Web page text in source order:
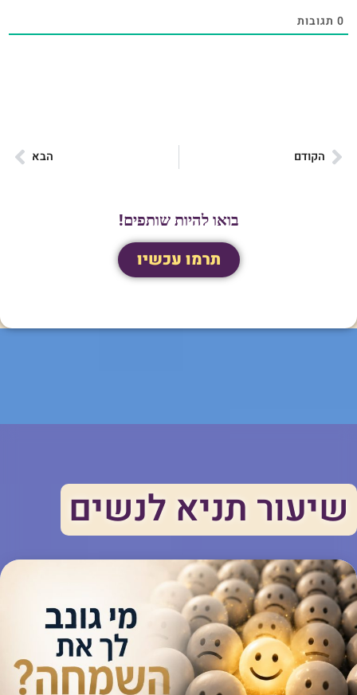
0 תגובות
הקודם הבא
בואו להיות שותפים!
תרמו עכשיו
שיעור תניא לנשים